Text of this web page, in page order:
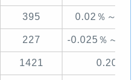
395 0.02％～0.04
227 -0.025％～
1421 0.20％